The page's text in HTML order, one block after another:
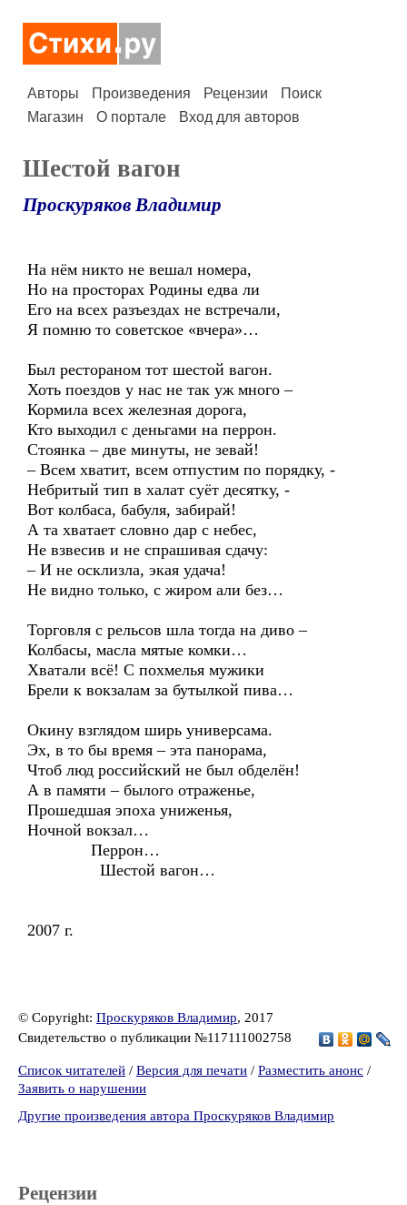
Авторы Произведения Рецензии
Поиск
Магазин
О портале Вход для авторов
Шестой вагон
Проскуряков Владимир
На нём никто не вешал номера,
Но на просторах Родины едва ли
Его на всех разъездах не встречали,
Я помню то советское «вчера»…
Был рестораном тот шестой вагон.
Хоть поездов у нас не так уж много –
Кормила всех железная дорога,
Кто выходил с деньгами на перрон.
Стоянка – две минуты, не зевай!
– Всем хватит, всем отпустим по порядку, -
Небритый тип в халат суёт десятку, -
Вот колбаса, бабуля, забирай!
А та хватает словно дар с небес,
Не взвесив и не спрашивая сдачу:
– И не осклизла, экая удача!
Не видно только, с жиром али без…
Торговля с рельсов шла тогда на диво –
Колбасы, масла мятые комки…
Хватали всё! С похмелья мужики
Брели к вокзалам за бутылкой пива…
Окину взглядом ширь универсама.
Эх, в то бы время – эта панорама,
Чтоб люд российский не был обделён!
А в памяти – былого отраженье,
Прошедшая эпоха униженья,
Ночной вокзал…
Перрон…
Шестой вагон…
2007 г.
© Copyright: Проскуряков Владимир, 2017
Свидетельство о публикации №117111002758
Список читателей / Версия для печати / Разместить анонс /
Заявить о нарушении
Другие произведения автора Проскуряков Владимир
Рецензии